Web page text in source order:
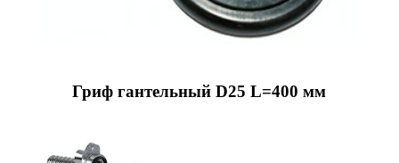
Гриф гантельный D25 L=400 мм